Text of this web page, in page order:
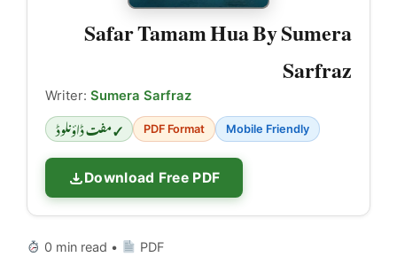
Safar Tamam Hua By Sumera
Sarfraz
Writer: Sumera Sarfraz
✓ مفت ڈاؤنلوڈ PDF Format Mobile Friendly
Download Free PDF
0 min read • PDF